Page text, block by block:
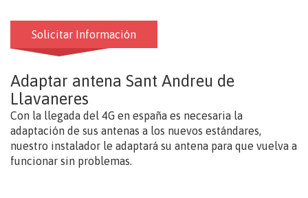
Solicitar Información
Adaptar antena Sant Andreu de
Llavaneres
Con la llegada del 4G en españa es necesaria la
adaptación de sus antenas a los nuevos estándares,
nuestro instalador le adaptará su antena para que vuelva a
funcionar sin problemas.